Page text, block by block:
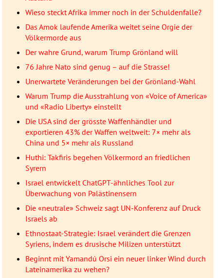
Wieso steckt Afrika immer noch in der Schuldenfalle?
Das Amok laufende Amerika weitet seine Orgie der
Völkermorde aus
Der wahre Grund, warum Trump Grönland will
76 Jahre Nato sind genug – auf die Strasse!
Unerwartete Veränderungen bei der Grönland-Wahl
Warum Trump die Ausstrahlung von «Voice of America»
und «Radio Liberty» einstellt
Die USA sind der grösste Waffenhändler und
exportieren 43% der Waffen weltweit: 7× mehr als
China und 5× mehr als Russland
Huthi: Takfiris begehen Völkermord an friedlichen
Syrern
Israel entwickelt ChatGPT-ähnliches Tool zur
Überwachung von Palästinensern
Die «neutrale» Schweiz sagt UN-Konferenz auf Druck
Israels ab
Ethnostaat-Strategie: Israel verändert die Grenzen
Syriens, indem es drusische Milizen unterstützt
Beginnt mit Yamandú Orsi ein neuer linker Wind durch
Lateinamerika zu wehen?